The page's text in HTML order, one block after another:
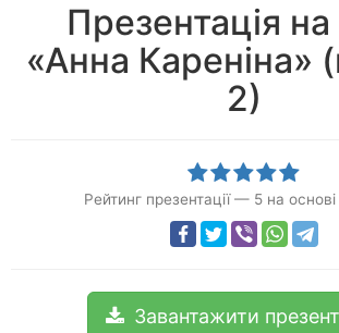
Презентація
«Анна Кареніна»
2)
Рейтинг презентації — 5 на основі
Завантажити